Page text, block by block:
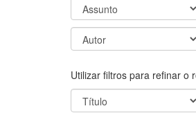
Utilizar filtros para refinar o